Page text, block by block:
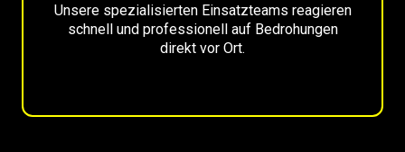
Unsere spezialisierten Einsatzteams reagieren
schnell und professionell auf Bedrohungen
direkt vor Ort.